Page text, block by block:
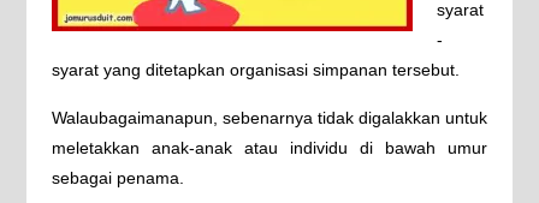
syarat
-
syarat yang ditetapkan organisasi simpanan tersebut.
Walaubagaimanapun, sebenarnya tidak digalakkan untuk
meletakkan anak-anak atau individu di bawah umur
sebagai penama.